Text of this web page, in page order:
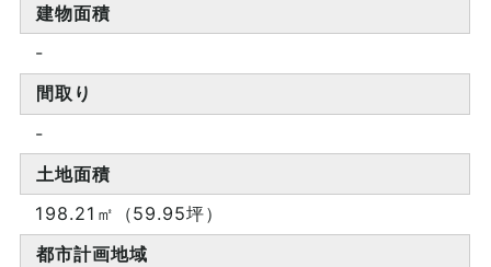
建物面積
-
間取り
-
土地面積
198.21㎡（59.95坪）
都市計画地域